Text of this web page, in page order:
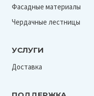
Фасадные материалы
Чердачные лестницы
УСЛУГИ
Доставка